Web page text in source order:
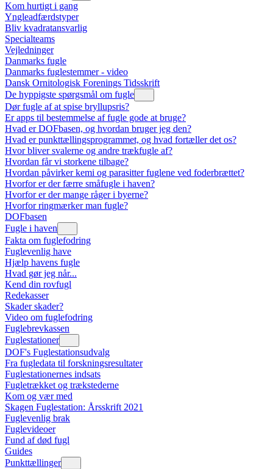
Kom hurtigt i gang
Yngleadfærdstyper
Bliv kvadratansvarlig
Specialteams
Vejledninger
Danmarks fugle
Danmarks fuglestemmer - video
Dansk Ornitologisk Forenings Tidsskrift
De hyppigste spørgsmål om fugle
Dør fugle af at spise bryllupsris?
Er apps til bestemmelse af fugle gode at bruge?
Hvad er DOFbasen, og hvordan bruger jeg den?
Hvad er punkttællingsprogrammet, og hvad fortæller det os?
Hvor bliver svalerne og andre trækfugle af?
Hvordan får vi storkene tilbage?
Hvordan påvirker kemi og parasitter fuglene ved foderbrættet?
Hvorfor er der færre småfugle i haven?
Hvorfor er der mange råger i byerne?
Hvorfor ringmærker man fugle?
DOFbasen
Fugle i haven
Fakta om fuglefodring
Fuglevenlig have
Hjælp havens fugle
Hvad gør jeg når...
Kend din rovfugl
Redekasser
Skader skader?
Video om fuglefodring
Fuglebrevkassen
Fuglestationer
DOF's Fuglestationsudvalg
Fra fugledata til forskningsresultater
Fuglestationernes indsats
Fugletrækket og trækstederne
Kom og vær med
Skagen Fuglestation: Årsskrift 2021
Fuglevenlig brak
Fuglevideoer
Fund af død fugl
Guides
Punkttællinger